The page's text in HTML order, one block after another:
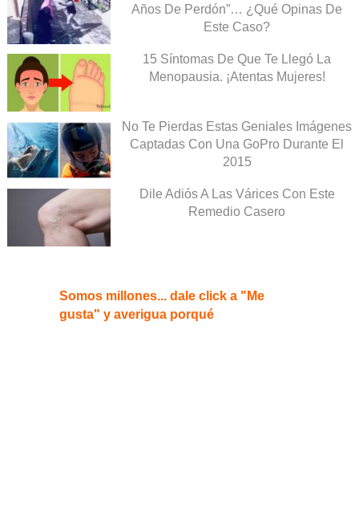
Años De Perdón”… ¿Qué Opinas De
Este Caso?
15 Síntomas De Que Te Llegó La
Menopausia. ¡Atentas Mujeres!
No Te Pierdas Estas Geniales Imágenes
Captadas Con Una GoPro Durante El
2015
Dile Adiós A Las Várices Con Este
Remedio Casero
Somos millones... dale click a "Me
gusta" y averigua porqué